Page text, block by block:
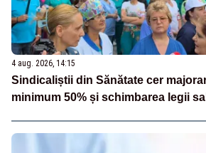
4 aug. 2026, 14:15
Sindicaliștii din Sănătate cer
minimum 50% și schimbarea legii